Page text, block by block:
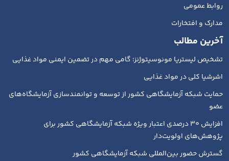
روابط عمومی
مدارک و افتخارات
آخرین مطالب
تشخیص لیستریا مونوسیتوژنز؛ گامی مهم در تضمین ایمنی مواد غذایی
اشرشیا کلی در مواد غذایی
حمایت شبکه آزمایشگاهی کشور از توسعه و توانمندسازی آزمایشگاه‌های
عضو
افزایش ۳۰ درصدی اعتبار ویژه شبکه آزمایشگاهی کشور برای
پژوهش‌های اولویت‌دار
گسترش حضور بین‌المللی شبکه آزمایشگاهی کشور